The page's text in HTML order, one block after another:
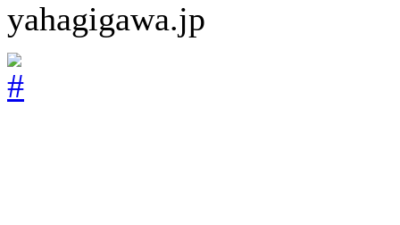
yahagigawa.jp